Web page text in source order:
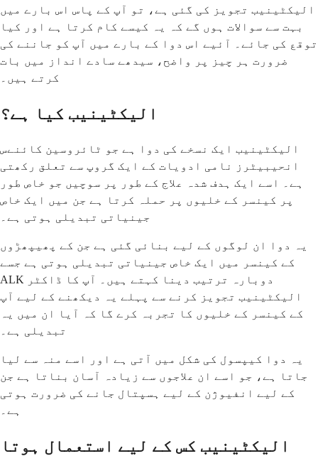
الیکٹینیب تجویز کی گئی ہے، تو آپ کے پاس اس بارے میں
بہت سے سوالات ہوں گے کہ یہ کیسے کام کرتا ہے اور کیا
توقع کی جائے۔ آئیے اس دوا کے بارے میں آپ کو جاننے کی
ضرورت ہر چیز پر واضح، سیدھے سادے انداز میں بات
کرتے ہیں۔
الیکٹینیب کیا ہے؟
الیکٹینیب ایک نسخے کی دوا ہے جو ٹائروسین کائنےس
انحیبیٹرز نامی ادویات کے ایک گروپ سے تعلق رکھتی
ہے۔ اسے ایک ہدف شدہ علاج کے طور پر سوچیں جو خاص طور
پر کینسر کے خلیوں پر حملہ کرتا ہے جن میں ایک خاص
جینیاتی تبدیلی ہوتی ہے۔
یہ دوا ان لوگوں کے لیے بنائی گئی ہے جن کے پھیپھڑوں
کے کینسر میں ایک خاص جینیاتی تبدیلی ہوتی ہے جسے
ALK دوبارہ ترتیب دینا کہتے ہیں۔ آپ کا ڈاکٹر
الیکٹینیب تجویز کرنے سے پہلے یہ دیکھنے کے لیے آپ
کے کینسر کے خلیوں کا تجربہ کرے گا کہ آیا ان میں یہ
تبدیلی ہے۔
یہ دوا کیپسول کی شکل میں آتی ہے اور اسے منہ سے لیا
جاتا ہے، جو اسے ان علاجوں سے زیادہ آسان بناتا ہے جن
کے لیے انفیوژن کے لیے ہسپتال جانے کی ضرورت ہوتی
ہے۔
الیکٹینیب کس کے لیے استعمال ہوتا